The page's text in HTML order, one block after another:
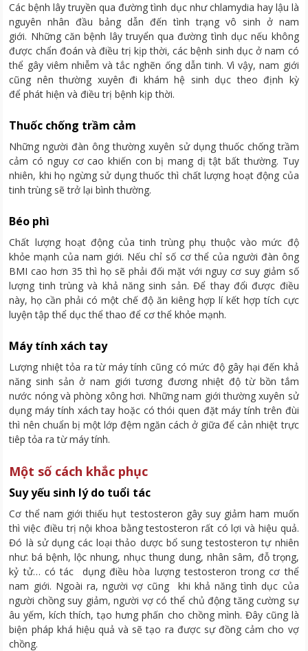
Các bệnh lây truyền qua đường tình dục như chlamydia hay lậu là
nguyên nhân đầu bảng dẫn đến tình trạng vô sinh ở nam
giới. Những căn bệnh lây truyển qua đường tình dục nếu không
được chẩn đoán và điều trị kịp thời, các bệnh sinh dục ở nam có
thể gây viêm nhiễm và tắc nghẽn ống dẫn tinh. Vì vậy, nam giới
cũng nên thường xuyên đi khám hệ sinh dục theo định kỳ
để phát hiện và điều trị bệnh kịp thời.
Thuốc chống trầm cảm
Những người đàn ông thường xuyên sử dụng thuốc chống trầm
cảm có nguy cơ cao khiến con bị mang dị tật bất thường. Tuy
nhiên, khi họ ngừng sử dụng thuốc thì chất lượng hoạt động của
tinh trùng sẽ trở lại bình thường.
Béo phì
Chất lượng hoạt động của tinh trùng phụ thuộc vào mức độ
khỏe mạnh của nam giới. Nếu chỉ số cơ thể của người đàn ông
BMI cao hơn 35 thì họ sẽ phải đối mặt với nguy cơ suy giảm số
lượng tinh trùng và khả năng sinh sản. Để thay đổi được điều
này, họ cần phải có một chế độ ăn kiêng hợp lí kết hợp tích cực
luyện tập thể dục thể thao để cơ thể khỏe mạnh.
Máy tính xách tay
Lượng nhiệt tỏa ra từ máy tính cũng có mức độ gây hại đến khả
năng sinh sản ở nam giới tương đương nhiệt độ từ bồn tắm
nước nóng và phòng xông hơi. Những nam giới thường xuyên sử
dụng máy tính xách tay hoặc có thói quen đặt máy tính trên đùi
thì nên chuẩn bị một lớp đệm ngăn cách ở giữa để cản nhiệt trực
tiêp tỏa ra từ máy tính.
Một số cách khắc phục
Suy yếu sinh lý do tuổi tác
Cơ thể nam giới thiếu hụt testosteron gây suy giảm ham muốn
thì việc điều trị nội khoa bằng testosteron rất có lợi và hiệu quả.
Đó là sử dụng các loại thảo dược bổ sung testosteron tự nhiên
như: bá bệnh, lộc nhung, nhục thung dung, nhân sâm, đỗ trọng,
kỷ tử… có tác dụng điều hòa lượng testosteron trong cơ thể
nam giới. Ngoài ra, người vợ cũng khi khả năng tình dục của
người chồng suy giảm, người vợ có thể chủ động tăng cường sự
âu yếm, kích thích, tạo hưng phấn cho chồng mình. Đây cũng là
biện pháp khá hiệu quả và sẽ tạo ra được sự đồng cảm cho vợ
chồng.